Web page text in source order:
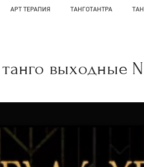
АРТ ТЕРАПИЯ ТАНГОТАНТРА
выходные